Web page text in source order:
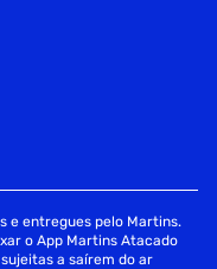
e entregues pelo Martins.
o App Martins Atacado
a saírem do ar